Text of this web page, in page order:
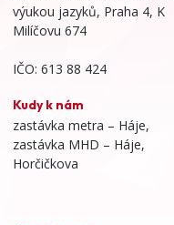
výukou jazyků, Praha 4, K
Milíčovu 674
IČO: 613 88 424
Kudy k nám
zastávka metra – Háje,
zastávka MHD – Háje,
Horčičkova